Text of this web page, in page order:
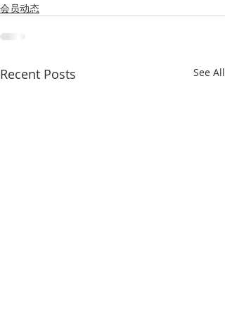
会员动态
Recent Posts See All